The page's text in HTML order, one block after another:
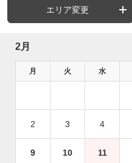
エリア変更
2月
月 火 水
2 3 4
9 10 11